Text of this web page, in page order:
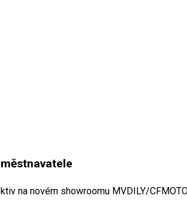
na novém showroomu MVDILY/